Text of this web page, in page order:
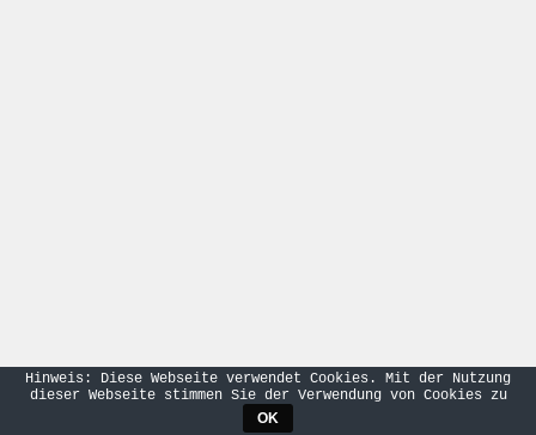
Hinweis: Diese Webseite verwendet Cookies. Mit der Nutzung
dieser Webseite stimmen Sie der Verwendung von Cookies zu
OK